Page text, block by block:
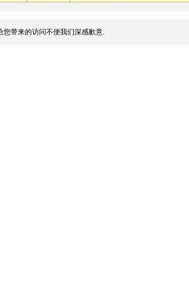
带来的访问不便我们深感歉意.